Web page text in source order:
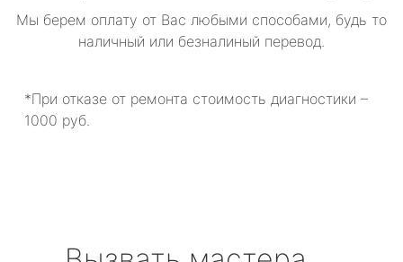
Мы берем оплату от Вас любыми способами, будь то
наличный или безналиный перевод.
*При отказе от ремонта стоимость диагностики –
1000 руб.